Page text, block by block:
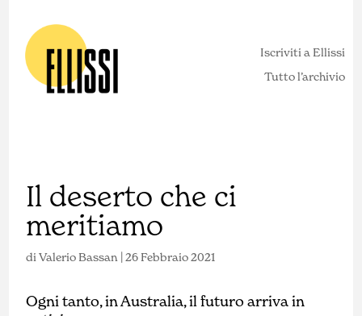
Iscriviti a Ellissi
Tutto l’archivio
Il deserto che ci
meritiamo
diValerio Bassan |26 Febbraio 2021
Ogni tanto, in Australia, il futuro arriva in